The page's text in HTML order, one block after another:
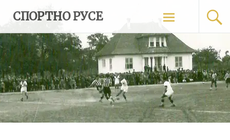
content
СПОРТНО РУСЕ